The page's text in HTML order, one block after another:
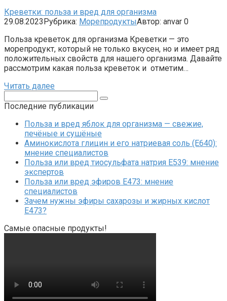
Креветки: польза и вред для организма
29.08.2023Рубрика: МорепродуктыАвтор: anvar 0
Польза креветок для организма Креветки — это
морепродукт, который не только вкусен, но и имеет ряд
положительных свойств для нашего организма. Давайте
рассмотрим какая польза креветок и отметим…
Читать далее
Последние публикации
Польза и вред яблок для организма — свежие,
печёные и сушёные
Аминокислота глицин и его натриевая соль (Е640):
мнение специалистов
Польза или вред тиосульфата натрия Е539: мнение
экспертов
Польза или вред эфиров Е473: мнение
специалистов
Зачем нужны эфиры сахарозы и жирных кислот
Е473?
Самые опасные продукты!